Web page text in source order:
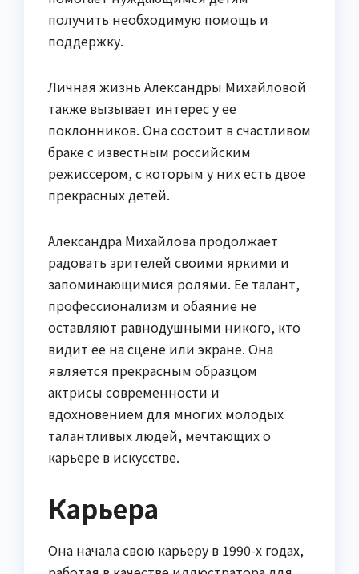
получить необходимую помощь и
поддержку.
Личная жизнь Александры Михайловой
также вызывает интерес у ее
поклонников. Она состоит в счастливом
браке с известным российским
режиссером, с которым у них есть двое
прекрасных детей.
Александра Михайлова продолжает
радовать зрителей своими яркими и
запоминающимися ролями. Ее талант,
профессионализм и обаяние не
оставляют равнодушными никого, кто
видит ее на сцене или экране. Она
является прекрасным образцом
актрисы современности и
вдохновением для многих молодых
талантливых людей, мечтающих о
карьере в искусстве.
Карьера
Она начала свою карьеру в 1990-х годах,